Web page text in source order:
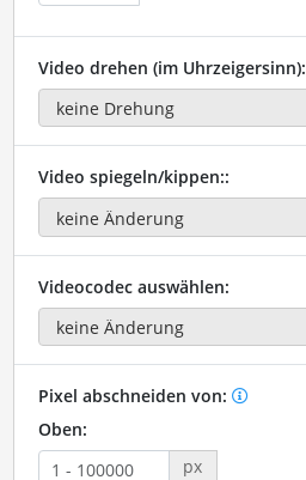
Video drehen (im Uhrzeigersinn):
Video spiegeln/kippen::
Videocodec auswählen:
Pixel abschneiden von:
Oben:
px